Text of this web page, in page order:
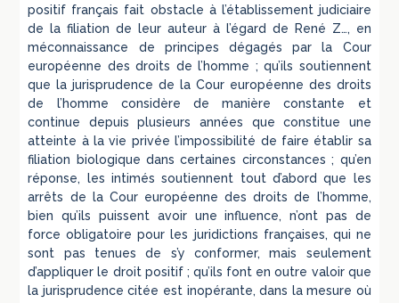
positif français fait obstacle à l’établissement judiciaire
de la filiation de leur auteur à l’égard de René Z…, en
méconnaissance de principes dégagés par la Cour
européenne des droits de l’homme ; qu’ils soutiennent
que la jurisprudence de la Cour européenne des droits
de l’homme considère de manière constante et
continue depuis plusieurs années que constitue une
atteinte à la vie privée l’impossibilité de faire établir sa
filiation biologique dans certaines circonstances ; qu’en
réponse, les intimés soutiennent tout d’abord que les
arrêts de la Cour européenne des droits de l’homme,
bien qu’ils puissent avoir une influence, n’ont pas de
force obligatoire pour les juridictions françaises, qui ne
sont pas tenues de s’y conformer, mais seulement
d’appliquer le droit positif ; qu’ils font en outre valoir que
la jurisprudence citée est inopérante, dans la mesure où